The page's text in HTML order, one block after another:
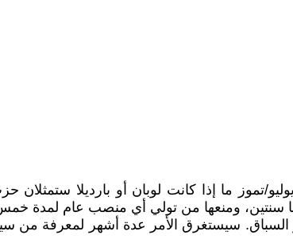
سنعرف يوم الثلاثاء الموافق 7 يوليو/تموز ما إذا كانت
تولي أي منصب عام لمدة خمس سنوات، بتهمة اختلاس 4 ملايين يورو
سيستغرق الأمر عدة أشهر لمعرفة من